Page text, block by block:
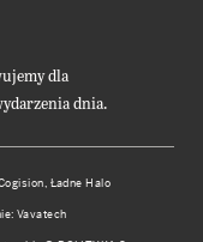
dla
dnia.
, Ładne Halo
Vavatech